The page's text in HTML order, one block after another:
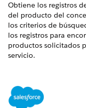
Obtiene los registros
del producto del
los criterios de
los registros para
productos solicitados
servicio.
Disponible en: